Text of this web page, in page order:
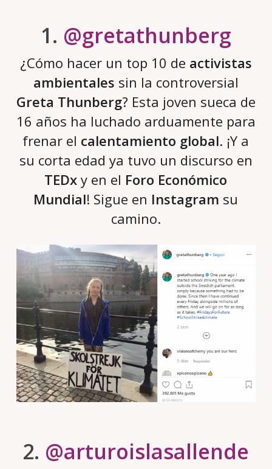
1. @gretathunberg
¿Cómo hacer un top 10 de activistas
ambientales sin la controversial
Greta Thunberg? Esta joven sueca de
16 años ha luchado arduamente para
frenar el calentamiento global. ¡Y a
su corta edad ya tuvo un discurso en
TEDx y en el Foro Económico
Mundial! Sigue en Instagram su
camino.
2. @arturoislasallende